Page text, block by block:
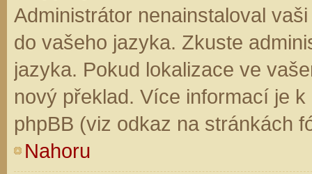
Administrátor nenainstaloval
do vašeho jazyka. Zkuste
jazyka. Pokud lokalizace ve
nový překlad. Více informací je
phpBB (viz odkaz na stránkách
Nahoru